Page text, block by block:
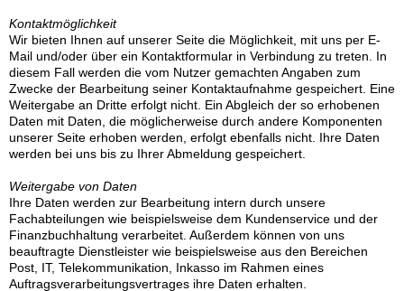
Kontaktmöglichkeit
Wir bieten Ihnen auf unserer Seite die Möglichkeit, mit uns per E-
Mail und/oder über ein Kontaktformular in Verbindung zu treten. In
diesem Fall werden die vom Nutzer gemachten Angaben zum
Zwecke der Bearbeitung seiner Kontaktaufnahme gespeichert. Eine
Weitergabe an Dritte erfolgt nicht. Ein Abgleich der so erhobenen
Daten mit Daten, die möglicherweise durch andere Komponenten
unserer Seite erhoben werden, erfolgt ebenfalls nicht. Ihre Daten
werden bei uns bis zu Ihrer Abmeldung gespeichert.
Weitergabe von Daten
Ihre Daten werden zur Bearbeitung intern durch unsere
Fachabteilungen wie beispielsweise dem Kundenservice und der
Finanzbuchhaltung verarbeitet. Außerdem können von uns
beauftragte Dienstleister wie beispielsweise aus den Bereichen
Post, IT, Telekommunikation, Inkasso im Rahmen eines
Auftragsverarbeitungsvertrages ihre Daten erhalten.